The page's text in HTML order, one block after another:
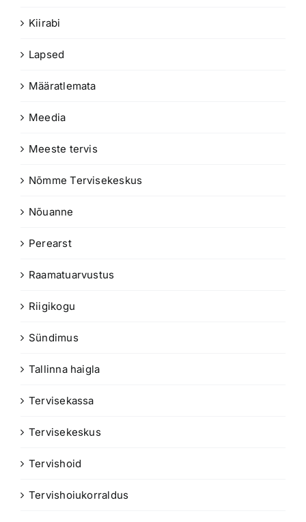
Kiirabi
Lapsed
Määratlemata
Meedia
Meeste tervis
Nõmme Tervisekeskus
Nõuanne
Perearst
Raamatuarvustus
Riigikogu
Sündimus
Tallinna haigla
Tervisekassa
Tervisekeskus
Tervishoid
Tervishoiukorraldus